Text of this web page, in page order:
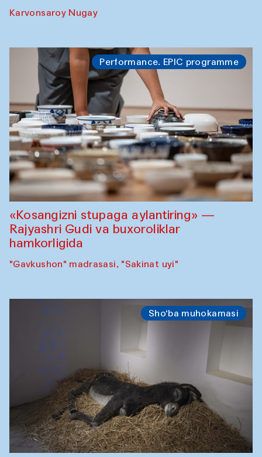
Karvonsaroy Nugay
Performance. EPIC programme
«Kosangizni stupaga aylantiring» —
Rajyashri Gudi va buxoroliklar
hamkorligida
"Gavkushon" madrasasi, "Sakinat uyi"
Sho‘ba muhokamasi